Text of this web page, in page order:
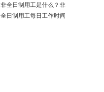
非全日制用工是什么？非
全日制用工每日工作时间